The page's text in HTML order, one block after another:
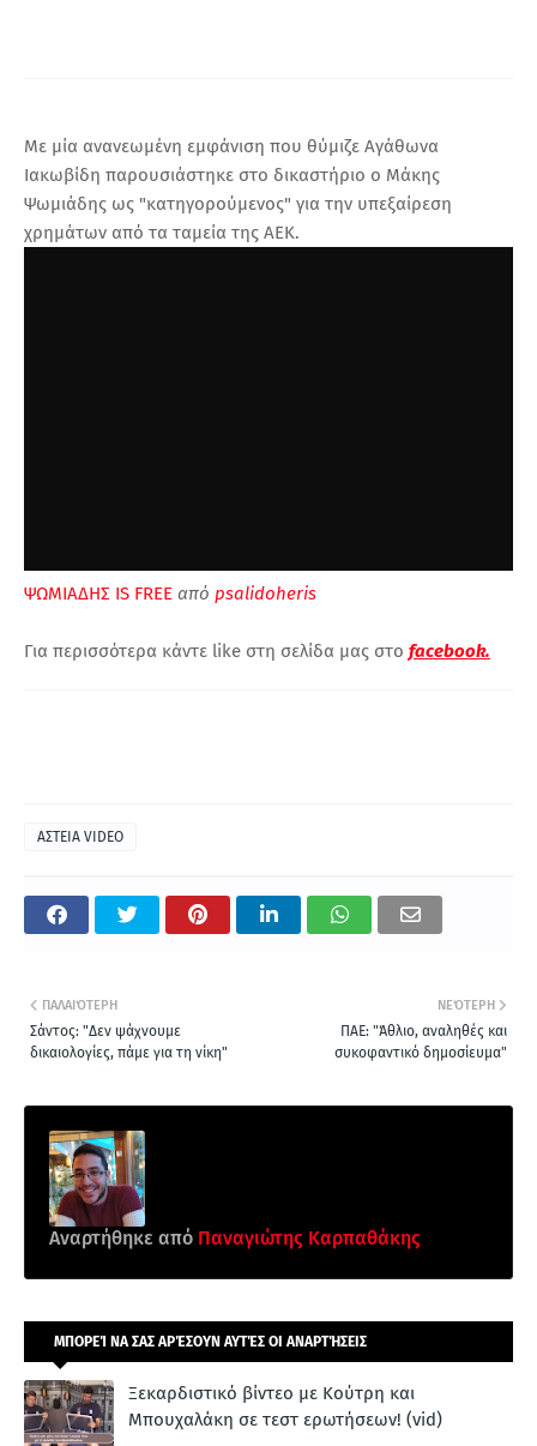
Με μία ανανεωμένη εμφάνιση που θύμιζε Αγάθωνα
Ιακωβίδη παρουσιάστηκε στο δικαστήριο ο Μάκης
Ψωμιάδης ως "κατηγορούμενος" για την υπεξαίρεση
χρημάτων από τα ταμεία της ΑΕΚ.
ΨΩΜΙΑΔΗΣ IS FREE από psalidoheris
Για περισσότερα κάντε like στη σελίδα μας στο facebook.
ΑΣΤΕΙΑ VIDEO
ΝΕΌΤΕΡΗ
ΠΑΕ: "Άθλιο, αναληθές και
συκοφαντικό δημοσίευμα"
ΠΑΛΑΙΌΤΕΡΗ
Σάντος: "Δεν ψάχνουμε
δικαιολογίες, πάμε για τη νίκη"
Αναρτήθηκε από Παναγιώτης Καρπαθάκης
ΜΠΟΡΕΊ ΝΑ ΣΑΣ ΑΡΈΣΟΥΝ ΑΥΤΈΣ ΟΙ ΑΝΑΡΤΉΣΕΙΣ
Ξεκαρδιστικό βίντεο με Κούτρη και
Μπουχαλάκη σε τεστ ερωτήσεων! (vid)